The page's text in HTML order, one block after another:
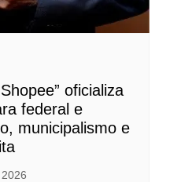
oficializa
federal e
municipalismo e